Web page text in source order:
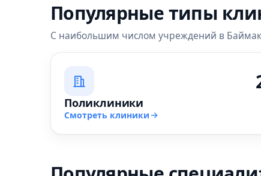
Популярные типы
С наибольшим числом учреждений в
Поликлиники
Смотреть клиники